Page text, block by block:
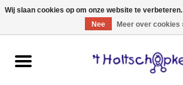
Home
Wij slaan cookies op om onze website te
Nee
Meer over cookies